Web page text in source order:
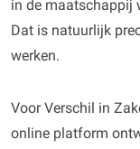
in de maatschappij
Dat is natuurlijk
werken.
Voor Verschil in
online platform